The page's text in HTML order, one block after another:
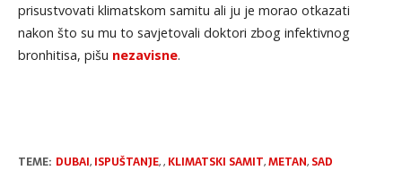
prisustvovati klimatskom samitu ali ju je morao otkazati
nakon što su mu to savjetovali doktori zbog infektivnog
bronhitisa, pišu nezavisne.
TEME: DUBAI, ISPUŠTANJE,, KLIMATSKI SAMIT,METAN, SAD